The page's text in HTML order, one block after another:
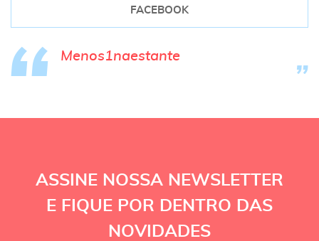
FACEBOOK
Menos1naestante
ASSINE NOSSA NEWSLETTER
E FIQUE POR DENTRO DAS
NOVIDADES